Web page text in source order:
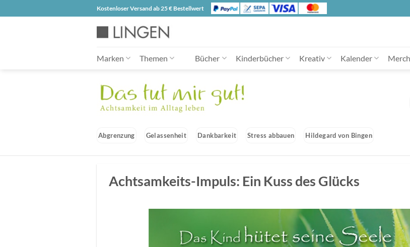
Inhalt
Kostenloser Versand ab 25 € Bestellwert
Marken Themen Bücher Kinderbücher Kreativ Kalender
Abgrenzung Gelassenheit Dankbarkeit Stress abbauen Hildegard von Bingen
Achtsamkeits-Impuls: Ein Kuss des Glücks